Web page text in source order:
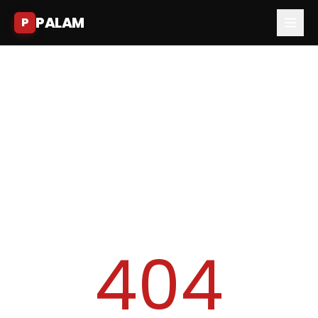
P PALAM
404